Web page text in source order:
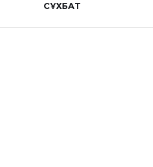
СҰХБАТ